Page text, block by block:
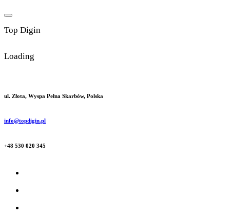
Skip
to
Top Digin
Loading
ul. Złota, Wyspa Pełna Skarbów, Polska
info@topdigin.pl
+48 530 020 345